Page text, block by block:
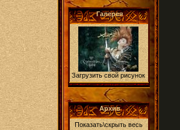
Галерея
Загрузить свой рисунок
Архив
Показать\скрыть весь